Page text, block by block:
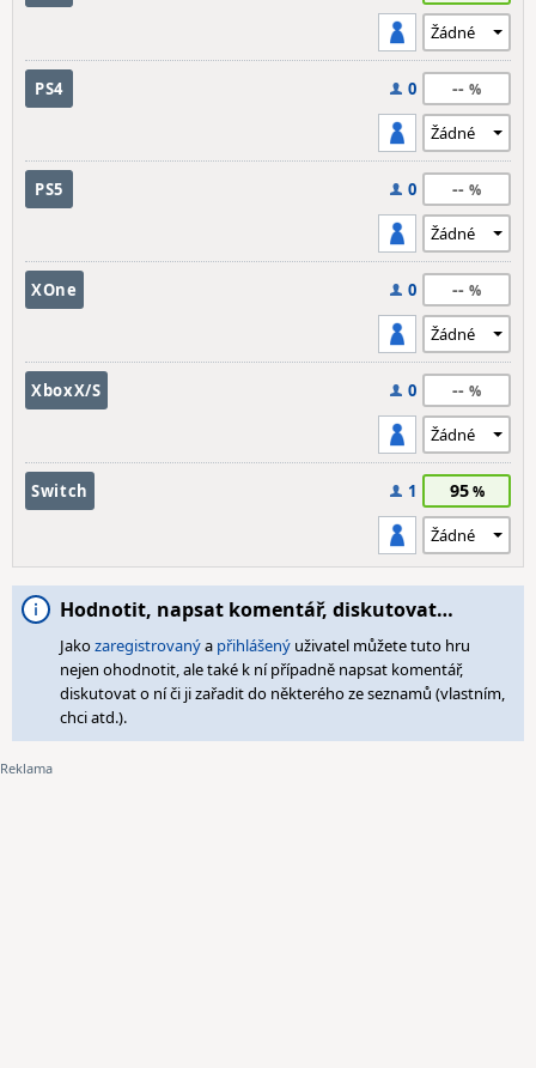
PS4 0 --
PS5 0 --
XOne 0 --
XboxX/S 0 --
Switch 1 95
Hodnotit, napsat komentář, diskutovat…
Jakozaregistrovanýa přihlášený uživatel můžete tuto hru
nejen ohodnotit, ale také k ní případně napsat komentář,
diskutovat o ní či ji zařadit do některého ze seznamů (vlastním,
chci atd.).